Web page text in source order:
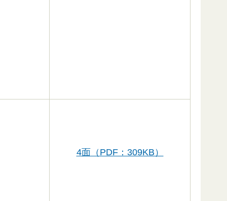
4面（PDF：309KB）